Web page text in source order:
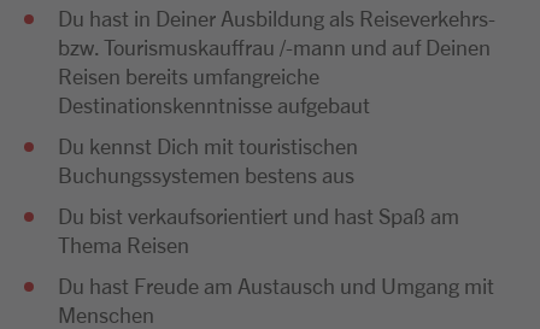
Du hast in Deiner Ausbildung als Reiseverkehrs-
bzw. Tourismuskauffrau /-mann und auf Deinen
Reisen bereits umfangreiche
Destinationskenntnisse aufgebaut
Du kennst Dich mit touristischen
Buchungssystemen bestens aus
Du bist verkaufsorientiert und hast Spaß am
Thema Reisen
Du hast Freude am Austausch und Umgang mit
Menschen